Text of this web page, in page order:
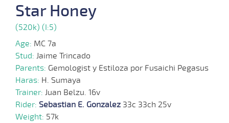
Star Honey
(520k) (I:5)
Age: MC 7a
Stud: Jaime Trincado
Parents: Gemologist y Estiloza por Fusaichi Pegasus
Haras: H. Sumaya
Trainer: Juan Belzu. 16v
Rider: Sebastian E. Gonzalez 33c 33ch 25v
Weight: 57k